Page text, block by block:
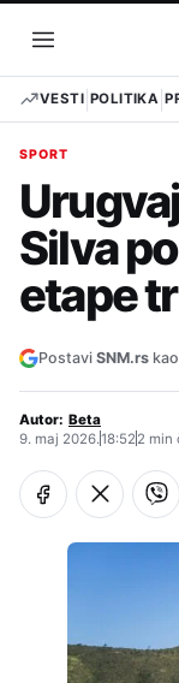
sadržaj
Otvori
meni
VESTI POLITIKA
SPORT
Silva
etape
Postavi SNM.rs
Autor: Beta
9. maj 2026.18:52 2 min